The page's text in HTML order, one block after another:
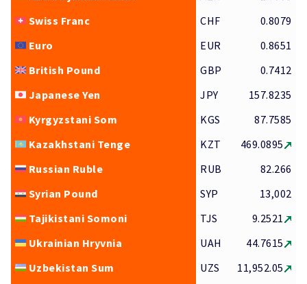
Swiss Franc
CHF
0.8079
Euro
EUR
0.8651
British Pound
GBP
0.7412
Japanese Yen
JPY
157.8235
Kyrgyzstani Som
KGS
87.7585
Kazakhstani Tenge
KZT
469.0895
Russian Ruble
RUB
82.266
Syrian Pound
SYP
13,002
Tajikistani Somoni
TJS
9.2521
Ukrainian Hryvnia
UAH
44.7615
Uzbekistan Sum
UZS
11,952.05